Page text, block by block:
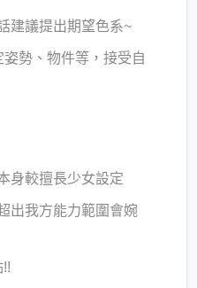
建議提出期望色系~
勢、物件等，接受自
身較擅長少女設定
出我方能力範圍會婉